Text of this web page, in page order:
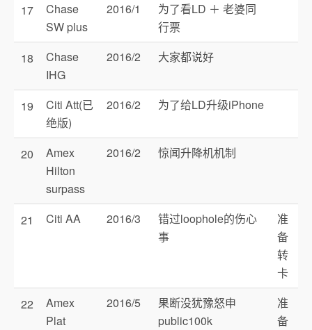
17
Chase
SW plus
2016/1
为了看LD ＋ 老婆同
行票
18
Chase
IHG
2016/2 大家都说好
19
Citi Att(已
绝版)
2016/2 为了给LD升级iPhone
20
Amex
Hilton
surpass
2016/2 惊闻升降机机制
21 Citi AA 2016/3
错过loophole的伤心
事
准
备
转
卡
22
Amex
Plat
2016/5
果断没犹豫怒申
public100k
准
备